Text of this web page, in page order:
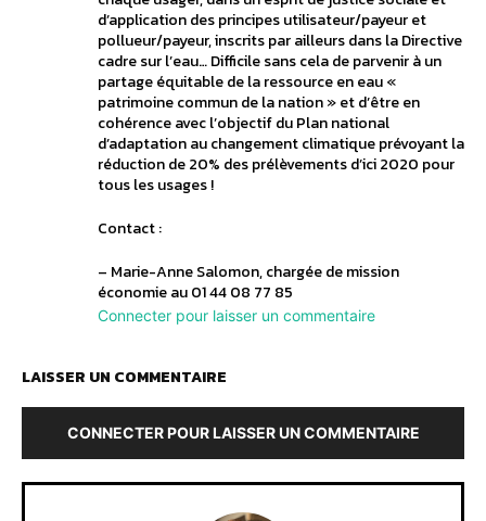
d’application des principes utilisateur/payeur et
pollueur/payeur, inscrits par ailleurs dans la Directive
cadre sur l’eau… Difficile sans cela de parvenir à un
partage équitable de la ressource en eau «
patrimoine commun de la nation » et d’être en
cohérence avec l’objectif du Plan national
d’adaptation au changement climatique prévoyant la
réduction de 20% des prélèvements d’ici 2020 pour
tous les usages !
Contact :
– Marie-Anne Salomon, chargée de mission
économie au 01 44 08 77 85
Connecter pour laisser un commentaire
LAISSER UN COMMENTAIRE
CONNECTER POUR LAISSER UN COMMENTAIRE